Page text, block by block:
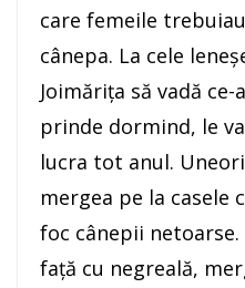
care femeile
cânepa. La cele
Joimăriţa să vadă
prinde dormind, le
lucra tot anul.
mergea pe la casele
foc cânepii
faţă cu negreală,